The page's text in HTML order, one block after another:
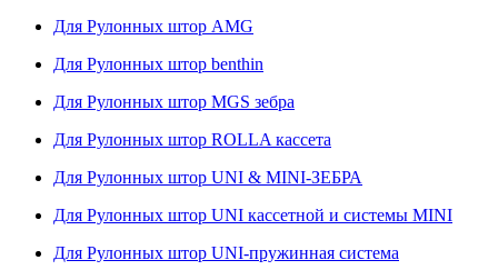
Для Рулонных штор AMG
Для Рулонных штор benthin
Для Рулонных штор MGS зебра
Для Рулонных штор ROLLA кассета
Для Рулонных штор UNI & MINI-ЗЕБРА
Для Рулонных штор UNI кассетной и системы MINI
Для Рулонных штор UNI-пружинная система